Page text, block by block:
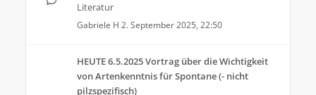
Literatur
Gabriele H 2. September 2025, 22:50
HEUTE 6.5.2025 Vortrag über die Wichtigkeit
von Artenkenntnis für Spontane (- nicht
pilzspezifisch)